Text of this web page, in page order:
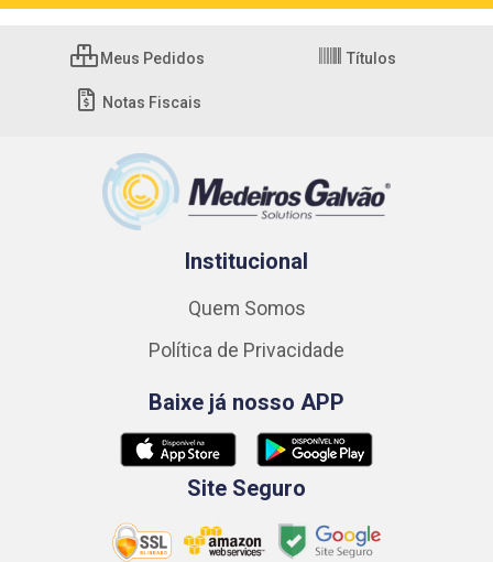
Meus Pedidos Títulos
Notas Fiscais
Institucional
Quem Somos
Política de Privacidade
Baixe já nosso APP
Site Seguro